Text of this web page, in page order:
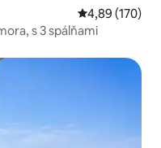
Priemerné
4,89 (170)
s 3 spálňami